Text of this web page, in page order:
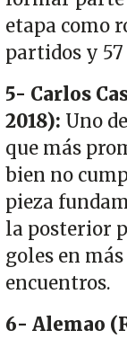
etapa como
partidos y 57
5- Carlos
2018): Uno
que más
bien no
pieza
la posterior
goles en
encuentros.
6- Alemao